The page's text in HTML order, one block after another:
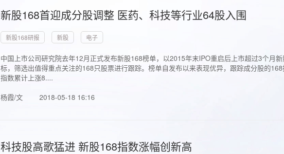
新股168首迎成分股调整 医药、科技等行业64股入围
新股168研报 新股 电子
中国上市公司研究院去年12月正式发布新股168榜单，以2015年末IPO重启后上市超过3个月
标，筛选出值得重点关注的168只股票进行跟踪。榜单自发布以来表现优异，跟踪成分股的
指数累计上涨8....
杨霞/文
2018-05-18 16:16
科技股高歌猛进 新股168指数涨幅创新高